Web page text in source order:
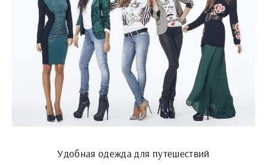
Удобная одежда для путешествий